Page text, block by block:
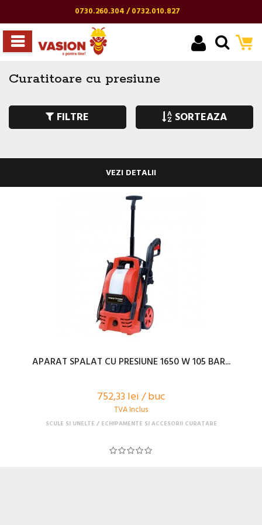
0730.260.304 / 0732.010.827
Curatitoare cu presiune
FILTRE SORTEAZA
VEZI DETALII
APARAT SPALAT CU PRESIUNE 1650 W 105 BAR...
752,33 lei / buc
TVA Inclus
SCULE SI UNELTE ECHIPAMENTE SI ACCESORII CURATARE